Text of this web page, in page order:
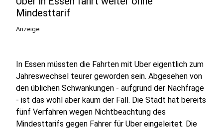
Mindesttarif
Anzeige
In Essen müssten die Fahrten mit Uber eigentlich zum
Jahreswechsel teurer geworden sein. Abgesehen von
den üblichen Schwankungen - aufgrund der Nachfrage
- ist das wohl aber kaum der Fall. Die Stadt hat bereits
fünf Verfahren wegen Nichtbeachtung des
Mindesttarifs gegen Fahrer für Uber eingeleitet. Die